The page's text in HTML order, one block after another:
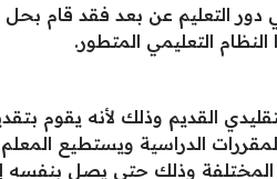
دور التعليم عن بعد فقد قام
التعليمي المتطور.
القديم وذلك لأنه يقوم
الدراسية ويستطيع
المختلفة وذلك حتى يصل بنفسه